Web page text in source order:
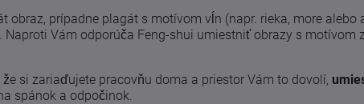
obraz, prípadne plagát s motívom vĺn (napr. rieka, more alebo
Naproti Vám odporúča Feng-shui umiestniť obrazy s motívom
si zariaďujete pracovňu doma a priestor Vám to dovolí,
spánok a odpočinok.